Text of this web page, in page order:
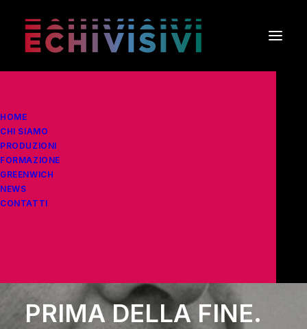
HOME
CHI SIAMO
PRODUZIONI
FORMAZIONE
GREENWICH
NEWS
CONTATTI
PRIMA DELLA FINE.